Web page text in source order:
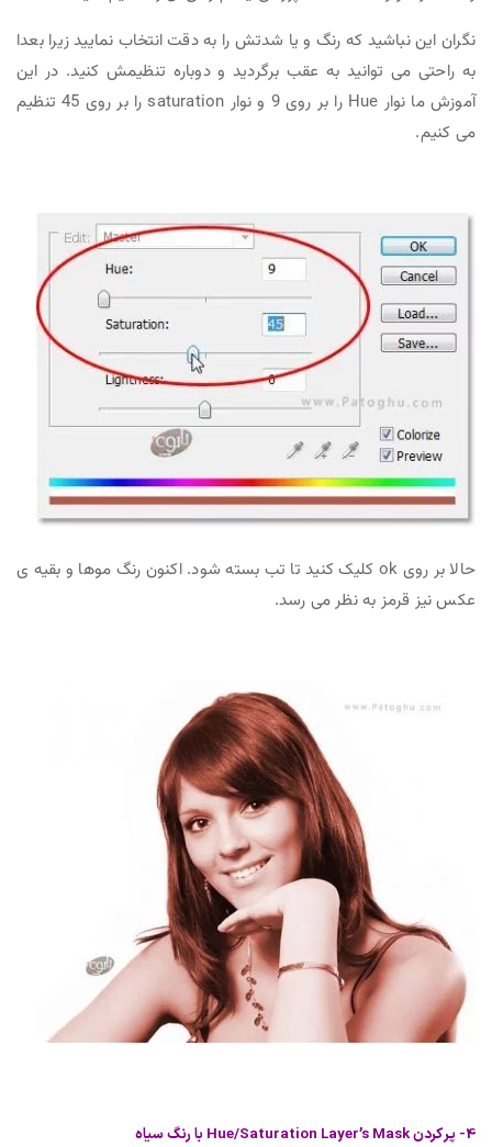
نگران این نباشید که رنگ و یا شدتش را به دقت انتخاب نمایید زیرا بعدا
به راحتی می توانید به عقب برگردید و دوباره تنظیمش کنید. در این
آموزش ما نوار Hue را بر روی 9 و نوار saturation را بر روی 45 تنظیم
می کنیم.
حالا بر روی ok کلیک کنید تا تب بسته شود. اکنون رنگ موها و بقیه ی
عکس نیز قرمز به نظر می رسد.
4- پر کردن Hue/Saturation Layer’s Mask با رنگ سیاه